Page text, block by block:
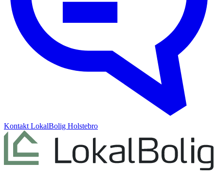
Kontakt LokalBolig Holstebro